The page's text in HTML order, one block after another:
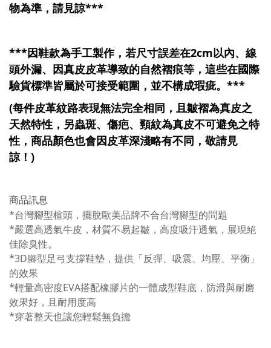
物為準，請見諒***
***因鞋款為手工製作，若尺寸誤差在2cm以內、線
頭外漏、因真皮皮革導致的自然褶痕等，這些在國際
驗貨標準皆屬於可接受範圍，並不構成瑕疵。***
(每件皮革紋路表現無法完全相同，且皺褶為真皮之
天然特性，另蟲斑、傷疤、頸紋為真皮不可避免之特
性，商品顏色也會因皮革深淺略有不同，敬請見
諒！)
商品訊息
*台灣腳型楦頭，擺脫歐美品牌不合台灣腳型的問題
*嚴選高透氣牛皮，材質不易起皺，高度吸汗透氣，展現絕
佳除臭性。
*3D腳型足弓支撐鞋墊，提供「反彈、吸震、均壓、平衡」
的效果
*輕量高密度EVA搭配橡膠片的一體成型鞋底，防滑與耐磨
效果好，且耐用度高
*穿著整天也讓您輕鬆無負擔